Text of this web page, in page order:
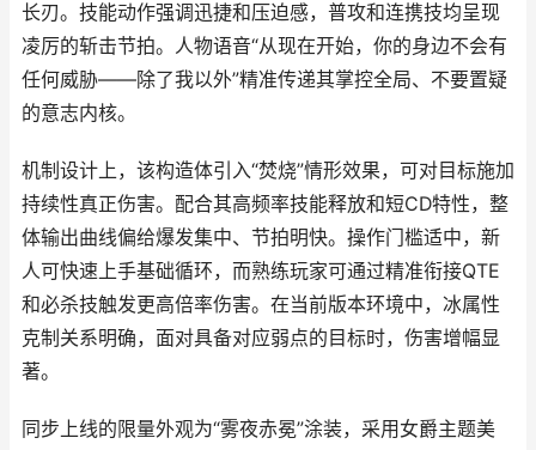
长刃。技能动作强调迅捷和压迫感，普攻和连携技均呈现
凌厉的斩击节拍。人物语音“从现在开始，你的身边不会有
任何威胁——除了我以外”精准传递其掌控全局、不要置疑
的意志内核。
机制设计上，该构造体引入“焚烧”情形效果，可对目标施加
持续性真正伤害。配合其高频率技能释放和短CD特性，整
体输出曲线偏给爆发集中、节拍明快。操作门槛适中，新
人可快速上手基础循环，而熟练玩家可通过精准衔接QTE
和必杀技触发更高倍率伤害。在当前版本环境中，冰属性
克制关系明确，面对具备对应弱点的目标时，伤害增幅显
著。
同步上线的限量外观为“雾夜赤冕”涂装，采用女爵主题美